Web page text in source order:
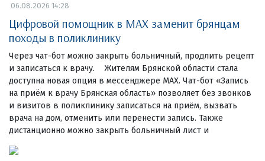
06.08.2026 14:28
Цифровой помощник в MAX заменит брянцам
походы в поликлинику
Через чат-бот можно закрыть больничный, продлить рецепт
и записаться к врачу. Жителям Брянской области стала
доступна новая опция в мессенджере MAX. Чат-бот «Запись
на приём к врачу Брянская область» позволяет без звонков
и визитов в поликлинику записаться на приём, вызвать
врача на дом, отменить или перенести запись. Также
дистанционно можно закрыть больничный лист и